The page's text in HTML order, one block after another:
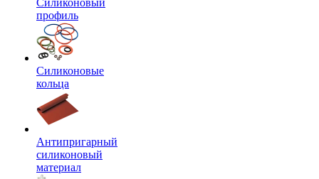
профиль
Силиконовые
кольца
Антипригарный
силиконовый
материал